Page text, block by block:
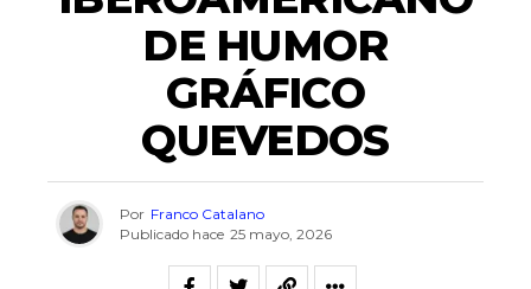
DE HUMOR
GRÁFICO
QUEVEDOS
Por Franco Catalano
Publicado hace 25 mayo, 2026